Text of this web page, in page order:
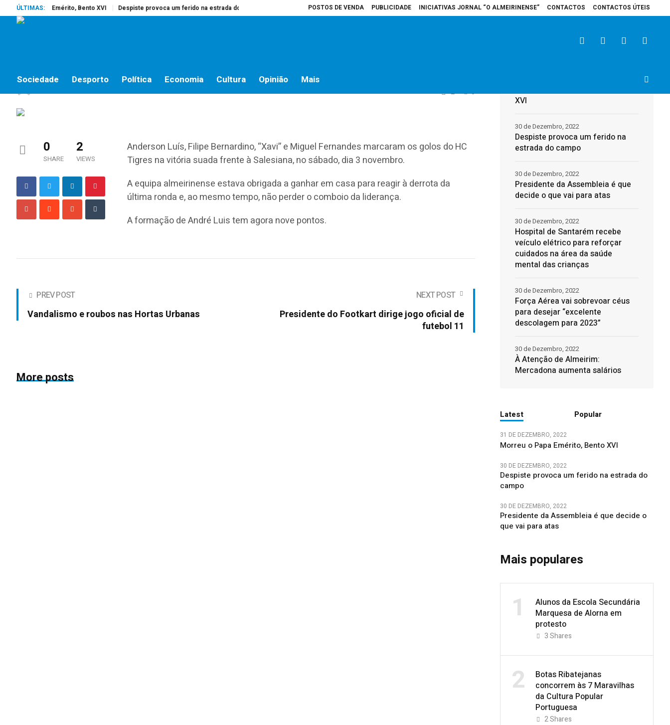
POSTOS DE VENDA PUBLICIDADE INICIATIVAS JORNAL “O ALMEIRINENSE” CONTACTOS CONTACTOS ÚTEIS
ÚLTIMAS:
o Papa Emérito, Bento XVI Despiste provoca um ferido na estrada do campo Presidente da Assembleia é que decide o que vai para atas Hospital de Santarém recebe veículo elétrico para reforçar cuidados na área
Sociedade Desporto Política Economia Cultura Opinião Mais
2 0
0
SHARE
2
VIEWS
Anderson Luís, Filipe Bernardino, “Xavi” e Miguel Fernandes marcaram os golos do HC
Tigres na vitória suada frente à Salesiana, no sábado, dia 3 novembro.
A equipa almeirinense estava obrigada a ganhar em casa para reagir à derrota da
última ronda e, ao mesmo tempo, não perder o comboio da liderança.
A formação de André Luis tem agora nove pontos.
PREV POST
Vandalismo e roubos nas Hortas Urbanas
NEXT POST
Presidente do Footkart dirige jogo oficial de
futebol 11
More posts
XVI
Despiste provoca um ferido na
estrada do campo
30 de Dezembro, 2022
Presidente da Assembleia é que
decide o que vai para atas
30 de Dezembro, 2022
Hospital de Santarém recebe
veículo elétrico para reforçar
cuidados na área da saúde
mental das crianças
30 de Dezembro, 2022
Força Aérea vai sobrevoar céus
para desejar “excelente
descolagem para 2023”
30 de Dezembro, 2022
À Atenção de Almeirim:
Mercadona aumenta salários
30 de Dezembro, 2022
Latest Popular
31 DE DEZEMBRO, 2022
Morreu o Papa Emérito, Bento XVI
30 DE DEZEMBRO, 2022
Despiste provoca um ferido na estrada do
campo
30 DE DEZEMBRO, 2022
Presidente da Assembleia é que decide o
que vai para atas
Mais populares
1
Alunos da Escola Secundária
Marquesa de Alorna em
protesto
3Shares
2
Botas Ribatejanas
concorrem às 7 Maravilhas
da Cultura Popular
Portuguesa
2Shares